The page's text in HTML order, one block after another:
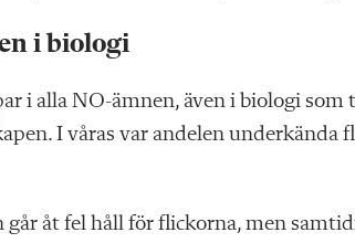
i biologi
i alla NO-ämnen, även i biologi
I våras var andelen
går åt fel håll för flickorna, men